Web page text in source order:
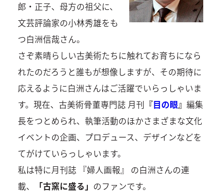
郎・正子、母方の祖父に、
文芸評論家の小林秀雄をも
つ白洲信哉さん。
さぞ素晴らしい古美術たちに触れてお育ちになら
れたのだろうと誰もが想像しますが、その期待に
応えるように白洲さんはご活躍でいらっしゃいま
す。現在、古美術骨董専門誌 月刊 『目の眼』 編集
長をつとめられ、執筆活動のほかさまざまな文化
イベントの企画、プロデュース、デザインなどを
てがけていらっしゃいます。
私は特に月刊誌 『婦人画報』 の白洲さんの連
載、
「古窯に盛る」 のファンです。